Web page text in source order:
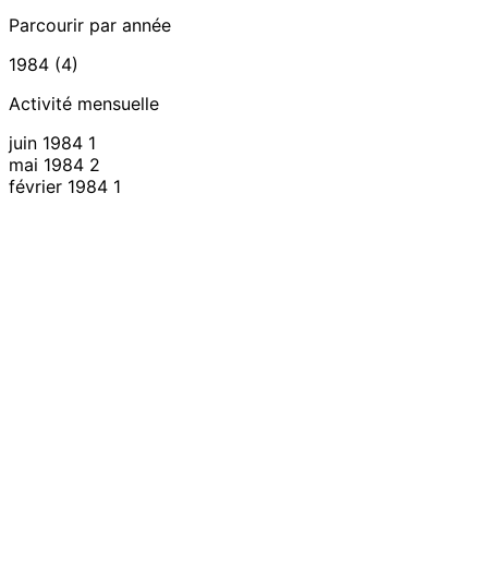
Parcourir par année
1984 (4)
Activité mensuelle
juin 1984 1
mai 1984 2
février 1984 1